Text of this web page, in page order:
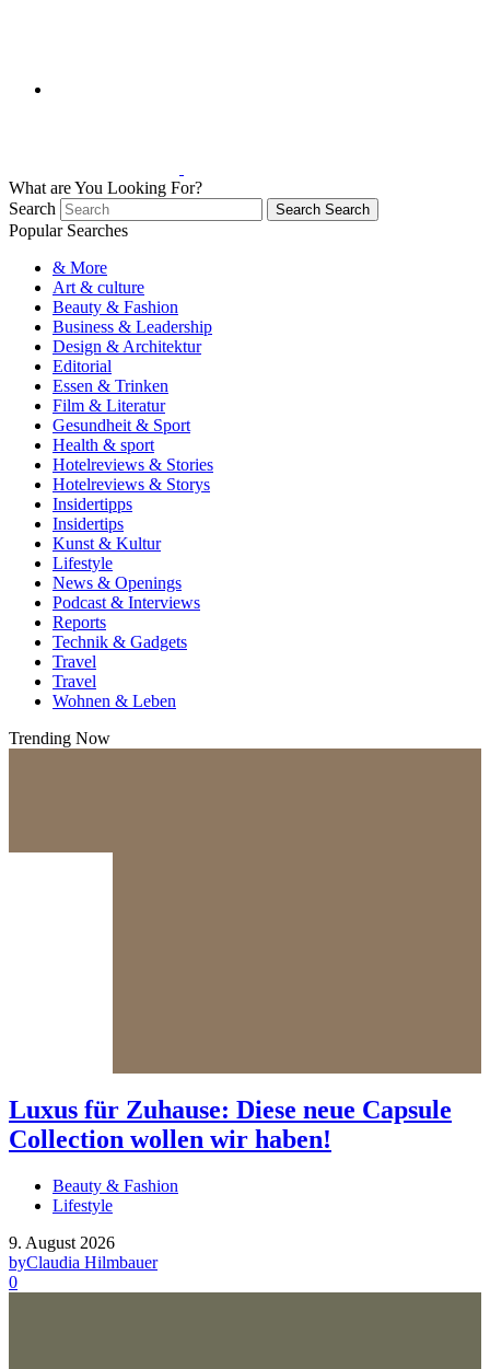
What are You Looking For?
Search
Search Search
Popular Searches
& More
Art & culture
Beauty & Fashion
Business & Leadership
Design & Architektur
Editorial
Essen & Trinken
Film & Literatur
Gesundheit & Sport
Health & sport
Hotelreviews & Stories
Hotelreviews & Storys
Insidertipps
Insidertips
Kunst & Kultur
Lifestyle
News & Openings
Podcast & Interviews
Reports
Technik & Gadgets
Travel
Travel
Wohnen & Leben
Trending Now
Luxus für Zuhause: Diese neue Capsule
Collection wollen wir haben!
Beauty & Fashion
Lifestyle
9. August 2026
byClaudia Hilmbauer
0